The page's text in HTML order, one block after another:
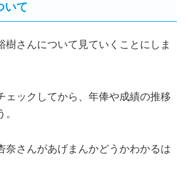
いて
樹さんについて見ていくことにしま
ェックしてから、年俸や成績の推移
奈さんがあげまんかどうかわかるは